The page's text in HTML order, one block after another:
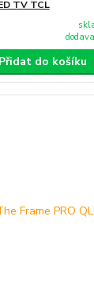
TV TCL
Přidat do košíku